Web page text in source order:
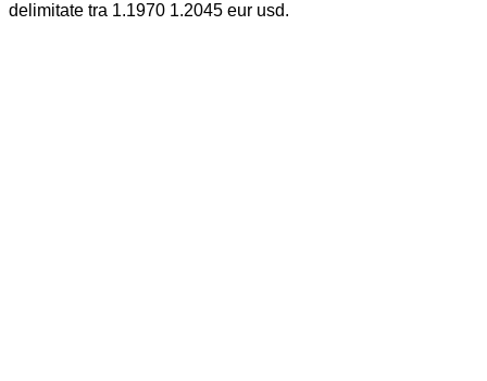
delimitate tra 1.1970 1.2045 eur usd.